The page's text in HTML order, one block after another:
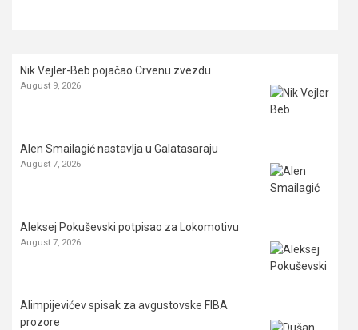
Nik Vejler-Beb pojačao Crvenu zvezdu
August 9, 2026
Alen Smailagić nastavlja u Galatasaraju
August 7, 2026
Aleksej Pokuševski potpisao za Lokomotivu
August 7, 2026
Alimpijevićev spisak za avgustovske FIBA
prozore